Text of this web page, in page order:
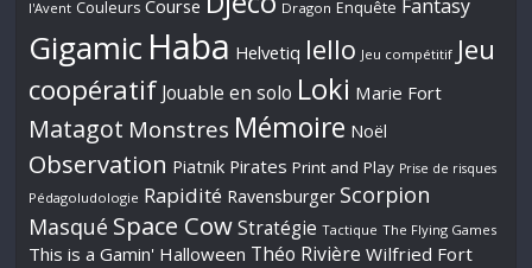
l'Avent Couleurs Course Dragon Enquête Fantasy
Gigamic Haba Helvetiq Iello Jeu compétitif Jeu
coopératif Jouable en solo Loki Marie Fort
Matagot Monstres Mémoire Noël
Observation Piatnik Pirates Print and Play Prise de risques
Pédagoludologie Rapidité Ravensburger Scorpion
Masqué Space Cow Stratégie Tactique The Flying Games
This is a Gamin' Halloween Théo Rivière Wilfried Fort